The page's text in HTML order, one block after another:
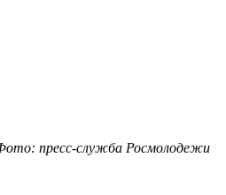
пресс-служба Росмолодежи